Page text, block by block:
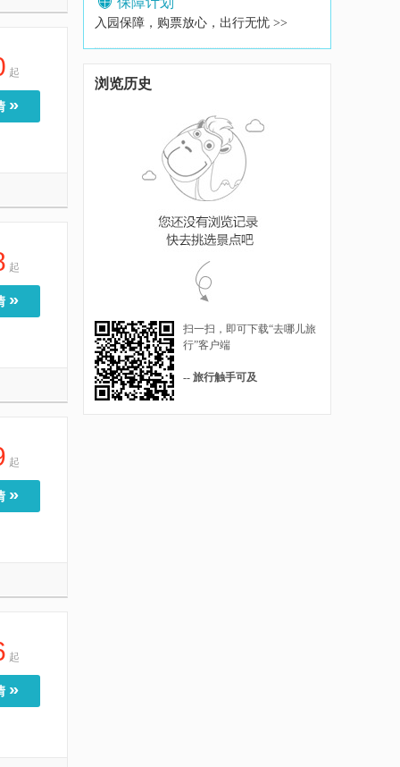
起
»
起
»
起
»
起
»
入园保障，购票放心，出行无忧 >>
浏览历史
扫一扫，即可下载“去哪儿旅
行”客户端
-- 旅行触手可及